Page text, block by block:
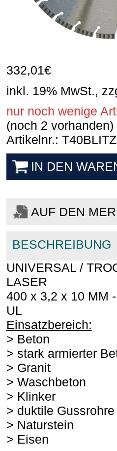
332,01€
inkl. 19% MwSt.,
nur noch wenige
(noch 2 vorhanden)
Artikelnr.:
BESCHREIBUNG
UNIVERSAL /
LASER
400 x 3,2 x 10 MM
UL
Einsatzbereich:
> Beton
> stark armierter
> Granit
> Waschbeton
> Klinker
> duktile Gussrohre
> Naturstein
> Eisen